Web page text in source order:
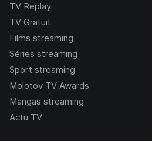
TV Replay
TV Gratuit
Films streaming
Séries streaming
Sport streaming
Molotov TV Awards
Mangas streaming
Actu TV